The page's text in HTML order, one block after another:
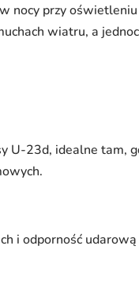
nocy przy
wiatru, a
U-23d, idealne tam,
i odporność